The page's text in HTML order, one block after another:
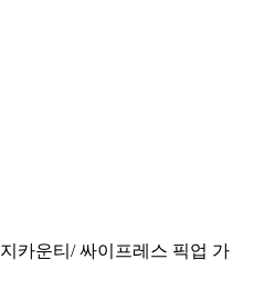
카운티/ 싸이프레스 픽업 가